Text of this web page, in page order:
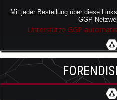
Mit jeder Bestellung über diese
GGP-
Unterstütze GGP